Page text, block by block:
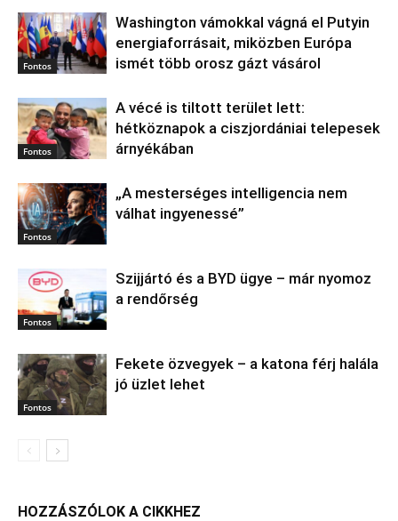
Fontos
Washington vámokkal vágná el Putyin
energiaforrásait, miközben Európa
ismét több orosz gázt vásárol
Fontos
A vécé is tiltott terület lett:
hétköznapok a ciszjordániai telepesek
árnyékában
Fontos
„A mesterséges intelligencia nem
válhat ingyenessé”
Fontos
Szijjártó és a BYD ügye – már nyomoz
a rendőrség
Fontos
Fekete özvegyek – a katona férj halála
jó üzlet lehet
HOZZÁSZÓLOK A CIKKHEZ